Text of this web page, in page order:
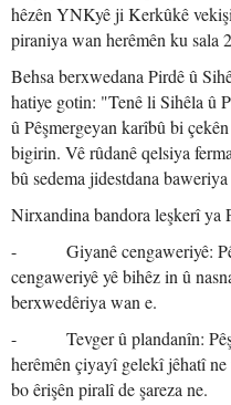
hêzên YNKyê ji Kerkûkê
piraniya wan herêmên ku sala
Behsa berxwedana Pirdê û
hatiye gotin: "Tenê li Sihêla û
û Pêşmergeyan karîbû bi
bigirin. Vê rûdanê qelsiya
bû sedema jidestdana
Nirxandina bandora leşkerî ya
- Giyanê cengaweriyê:
cengaweriyê yê bihêz in û
berxwedêriya wan e.
- Tevger û plandanîn:
herêmên çiyayî gelekî jêhatî
bo êrişên piralî de şareza ne.